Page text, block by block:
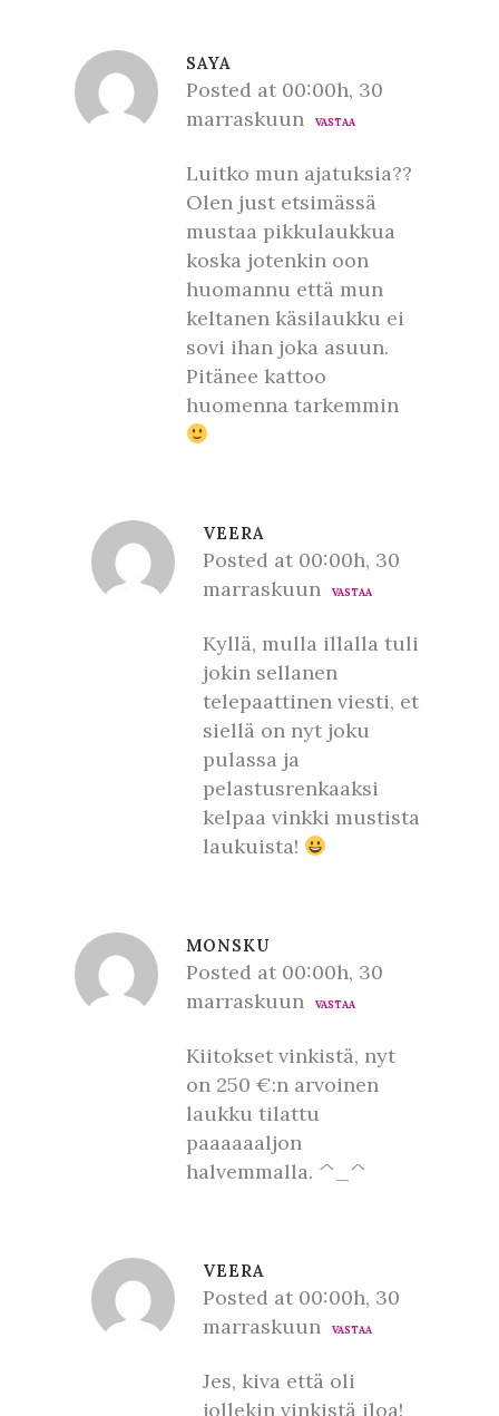
SAYA
Posted at 00:00h, 30
marraskuun
VASTAA
Luitko mun ajatuksia??
Olen just etsimässä
mustaa pikkulaukkua
koska jotenkin oon
huomannu että mun
keltanen käsilaukku ei
sovi ihan joka asuun.
Pitänee kattoo
huomenna tarkemmin
VEERA
Posted at 00:00h, 30
marraskuun
VASTAA
Kyllä, mulla illalla tuli
jokin sellanen
telepaattinen viesti, et
siellä on nyt joku
pulassa ja
pelastusrenkaaksi
kelpaa vinkki mustista
laukuista!
MONSKU
Posted at 00:00h, 30
marraskuun
VASTAA
Kiitokset vinkistä, nyt
on 250 €:n arvoinen
laukku tilattu
paaaaaaljon
halvemmalla. ^_^
VEERA
Posted at 00:00h, 30
marraskuun
VASTAA
Jes, kiva että oli
jollekin vinkistä iloa!